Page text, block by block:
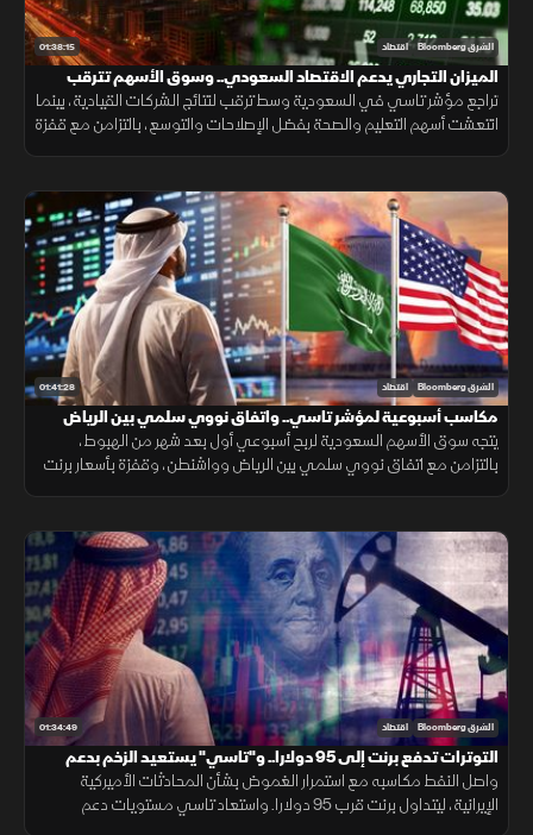
01:38:15 الشرق Bloomberg اقتصاد
الميزان التجاري يدعم الاقتصاد السعودي.. وسوق الأسهم تترقب
المحفزات
تراجع مؤشر تاسي في السعودية وسط ترقب لنتائج الشركات القيادية، بينما
انتعشت أسهم التعليم والصحة بفضل الإصلاحات والتوسع، بالتزامن مع قفزة
01:41:28 الشرق Bloomberg اقتصاد
مكاسب أسبوعية لمؤشر تاسي.. واتفاق نووي سلمي بين الرياض
وواشنطن
يتجه سوق الأسهم السعودية لربح أسبوعي أول بعد شهر من الهبوط،
بالتزامن مع اتفاق نووي سلمي بين الرياض وواشنطن، وقفزة بأسعار برنت
01:34:49 الشرق Bloomberg اقتصاد
التوترات تدفع برنت إلى 95 دولارا.. و"تاسي" يستعيد الزخم بدعم
القياديات
واصل النفط مكاسبه مع استمرار الغموض بشأن المحادثات الأميركية
الإيرانية، ليتداول برنت قرب 95 دولارا. واستعاد تاسي مستويات دعم